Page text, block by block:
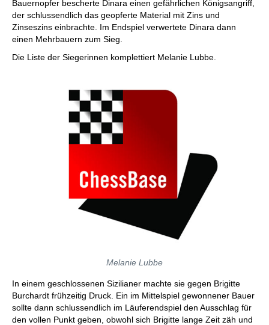
Bauernopfer bescherte Dinara einen gefährlichen Königsangriff,
der schlussendlich das geopferte Material mit Zins und
Zinseszins einbrachte. Im Endspiel verwertete Dinara dann
einen Mehrbauern zum Sieg.
Die Liste der Siegerinnen komplettiert Melanie Lubbe.
Melanie Lubbe
In einem geschlossenen Sizilianer machte sie gegen Brigitte
Burchardt frühzeitig Druck. Ein im Mittelspiel gewonnener Bauer
sollte dann schlussendlich im Läuferendspiel den Ausschlag für
den vollen Punkt geben, obwohl sich Brigitte lange Zeit zäh und